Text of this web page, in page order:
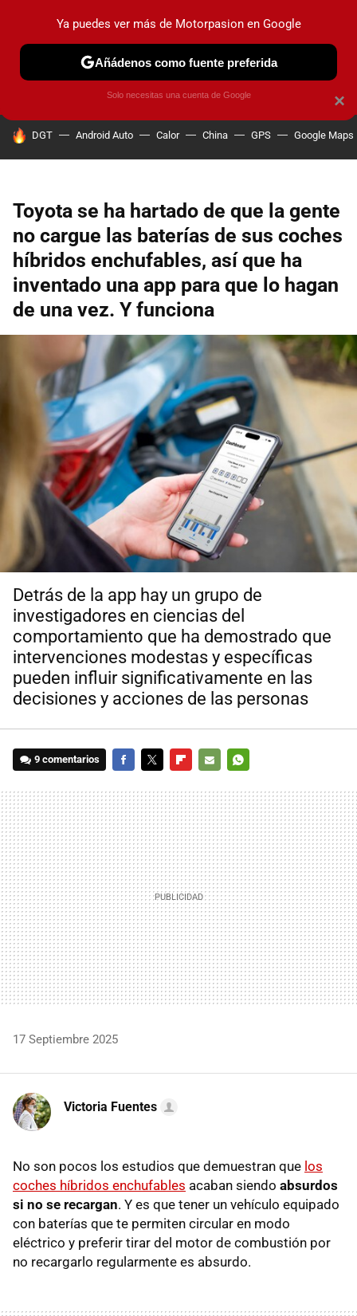
PRUEBAS COCHES ELÉCTRICOS OBSERVATORIO
HOY SE HABLA DE
DGT Android Auto Calor China GPS Google Maps
Toyota se ha hartado de que la gente
no cargue las baterías de sus coches
híbridos enchufables, así que ha
inventado una app para que lo hagan
de una vez. Y funciona
Detrás de la app hay un grupo de
investigadores en ciencias del
comportamiento que ha demostrado que
intervenciones modestas y específicas
pueden influir significativamente en las
decisiones y acciones de las personas
9 comentarios
MAIL
17 Septiembre 2025
Victoria Fuentes
No son pocos los estudios que demuestran que los
coches híbridos enchufables acaban siendo absurdos
si no se recargan. Y es que tener un vehículo equipado
con baterías que te permiten circular en modo
eléctrico y preferir tirar del motor de combustión por
no recargarlo regularmente es absurdo.
×
Ya puedes ver más de Motorpasion en Google
Añádenos como fuente preferida
Solo necesitas una cuenta de Google